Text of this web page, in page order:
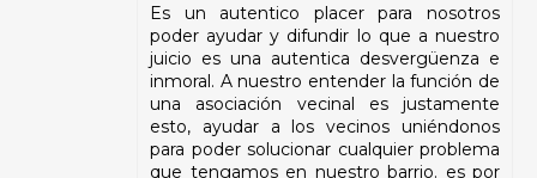
Es un autentico placer para nosotros
poder ayudar y difundir lo que a nuestro
juicio es una autentica desvergüenza e
inmoral. A nuestro entender la función de
una asociación vecinal es justamente
esto, ayudar a los vecinos uniéndonos
para poder solucionar cualquier problema
que tengamos en nuestro barrio. es por